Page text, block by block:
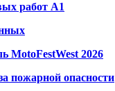
работ A1
MotoFestWest 2026
пожарной опасности